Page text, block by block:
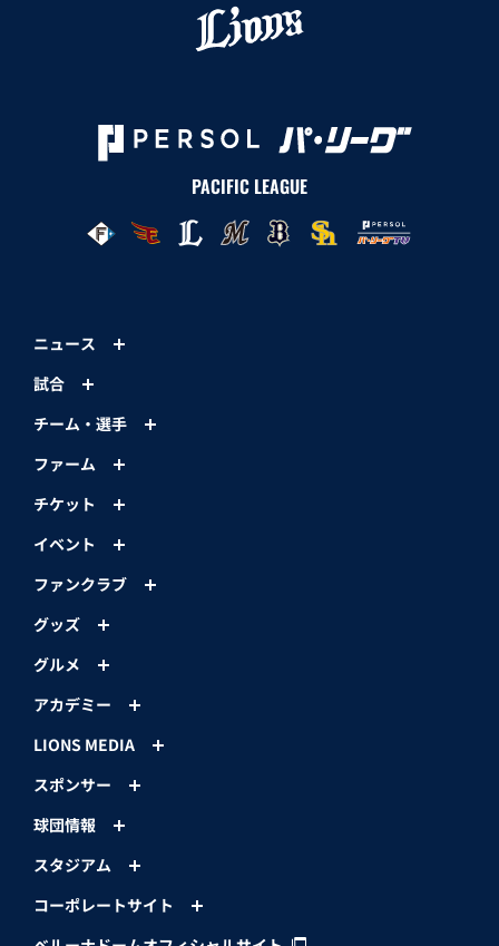
PACIFIC LEAGUE
ニュース
試合
チーム・選手
ファーム
チケット
イベント
ファンクラブ
グッズ
グルメ
アカデミー
LIONS MEDIA
スポンサー
球団情報
スタジアム
コーポレートサイト